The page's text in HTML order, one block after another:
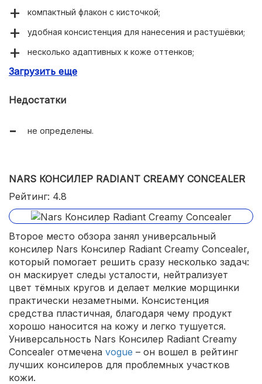
компактный флакон с кисточкой;
удобная консистенция для нанесения и растушёвки;
несколько адаптивных к коже оттенков;
закрывает синие круги и пигментные пятна на лице.
Загрузить еще
Недостатки
не определены.
NARS КОНСИЛЕР RADIANT CREAMY CONCEALER
Рейтинг: 4.8
Второе место обзора занял универсальный
консилер Nars Консилер Radiant Creamy Concealer,
который помогает решить сразу несколько задач:
он маскирует следы усталости, нейтрализует
цвет тёмных кругов и делает мелкие морщинки
практически незаметными. Консистенция
средства пластичная, благодаря чему продукт
хорошо наносится на кожу и легко тушуется.
Универсальность Nars Консилер Radiant Creamy
Concealer отмечена vogue – он вошел в рейтинг
лучших консилеров для проблемных участков
кожи.